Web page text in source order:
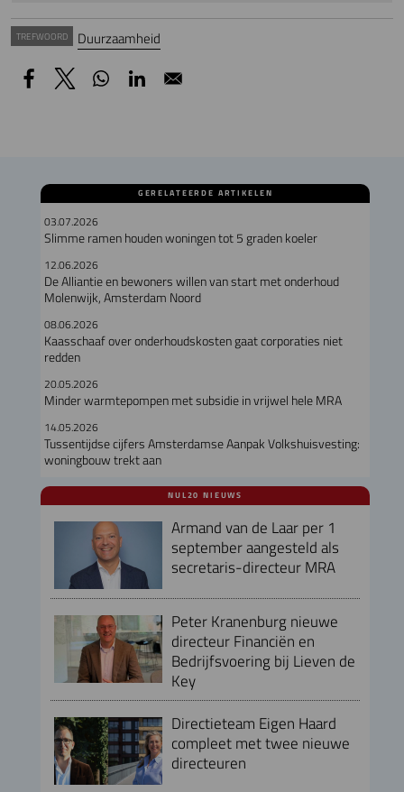
TREFWOORD Duurzaamheid
GERELATEERDE ARTIKELEN
03.07.2026
Slimme ramen houden woningen tot 5 graden koeler
12.06.2026
De Alliantie en bewoners willen van start met onderhoud
Molenwijk, Amsterdam Noord
08.06.2026
Kaasschaaf over onderhoudskosten gaat corporaties niet
redden
20.05.2026
Minder warmtepompen met subsidie in vrijwel hele MRA
14.05.2026
Tussentijdse cijfers Amsterdamse Aanpak Volkshuisvesting:
woningbouw trekt aan
NUL20 NIEUWS
Armand van de Laar per 1
september aangesteld als
secretaris-directeur MRA
Peter Kranenburg nieuwe
directeur Financiën en
Bedrijfsvoering bij Lieven de
Key
Directieteam Eigen Haard
compleet met twee nieuwe
directeuren